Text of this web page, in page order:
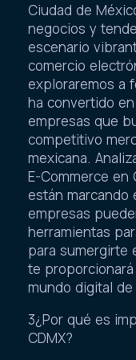
Ciudad de
negocios y
escenario
comercio
exploraremos a
ha convertido
empresas que
competitivo
mexicana.
E-Commerce en
están marcando
empresas
herramientas
para sumergirte
te
mundo digital
3¿Por qué es
CDMX?